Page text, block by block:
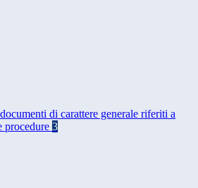
di carattere generale riferiti a
procedure 3